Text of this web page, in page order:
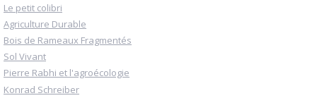
Le petit colibri
Agriculture Durable
Bois de Rameaux Fragmentés
Sol Vivant
Pierre Rabhi et l'agroécologie
Konrad Schreiber